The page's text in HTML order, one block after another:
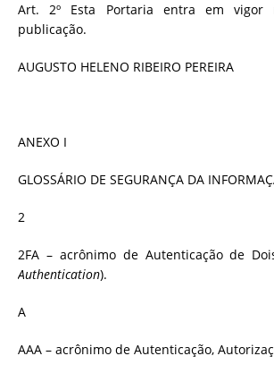
Art. 2º Esta Portaria entra em
publicação.
AUGUSTO HELENO RIBEIRO PEREIRA
ANEXO I
GLOSSÁRIO DE SEGURANÇA DA
2
2FA – acrônimo de Autenticação de
Authentication).
A
AAA – acrônimo de Autenticação,